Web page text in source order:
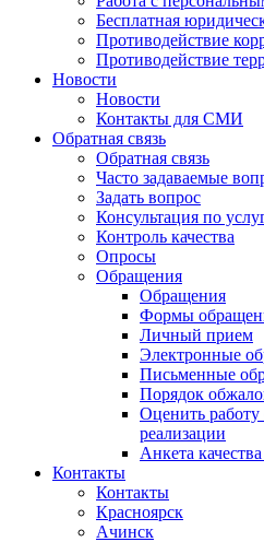
Бесплатная
Противодействие
Противодействие
Новости
Новости
Контакты для СМИ
Обратная связь
Обратная связь
Часто задаваемые
Задать вопрос
Консультация по
Контроль качества
Опросы
Обращения
Обращения
Формы
Личный прием
Электронные
Письменные
Порядок
Оценить работу
реализации
Анкета
Контакты
Контакты
Красноярск
Ачинск